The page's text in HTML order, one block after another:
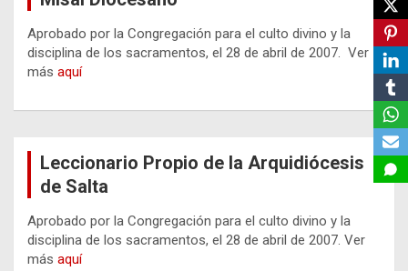
Aprobado por la Congregación para el culto divino y la
disciplina de los sacramentos, el 28 de abril de 2007. Ver
más aquí
Leccionario Propio de la Arquidiócesis
de Salta
Aprobado por la Congregación para el culto divino y la
disciplina de los sacramentos, el 28 de abril de 2007. Ver
más aquí